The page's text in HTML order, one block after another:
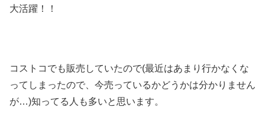
大活躍！！
コストコでも販売していたので(最近はあまり行かなくな
ってしまったので、今売っているかどうかは分かりません
が…)知ってる人も多いと思います。